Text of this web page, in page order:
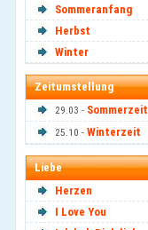
Sommeranfang
Herbst
Winter
Zeitumstellung
29.03 - Sommerzeit
25.10 - Winterzeit
Liebe
Herzen
I Love You